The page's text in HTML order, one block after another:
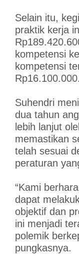
Selain itu,
praktik kerja
kompetensi
kompetensi
Rp16.100.000.
Suhendri
dua tahun
lebih lanjut
memastikan
telah sesuai
peraturan
“Kami
dapat
objektif dan
ini menjadi
polemik
pungkasnya.